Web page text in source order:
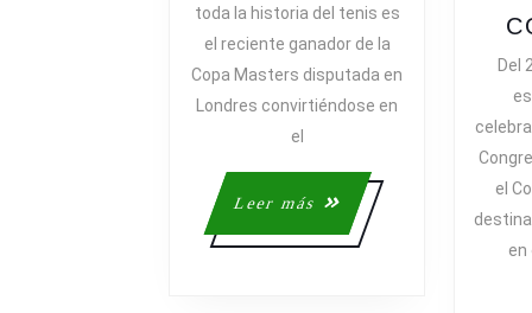
PARA
SUS
toda la historia del tenis es
el reciente ganador de la
Copa Masters disputada en
Londres convirtiéndose en
el
Leer más
Leer
más
Del
el
en